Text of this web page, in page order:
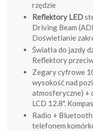
rzędzie
Reflektory LED
Driving Beam
Doświetlanie
Światła do jazdy
Reflektory
Zegary cyfrowe
wysokość nad
atmosferyczne) +
LCD 12.8". Kompas
Radio +
telefonem